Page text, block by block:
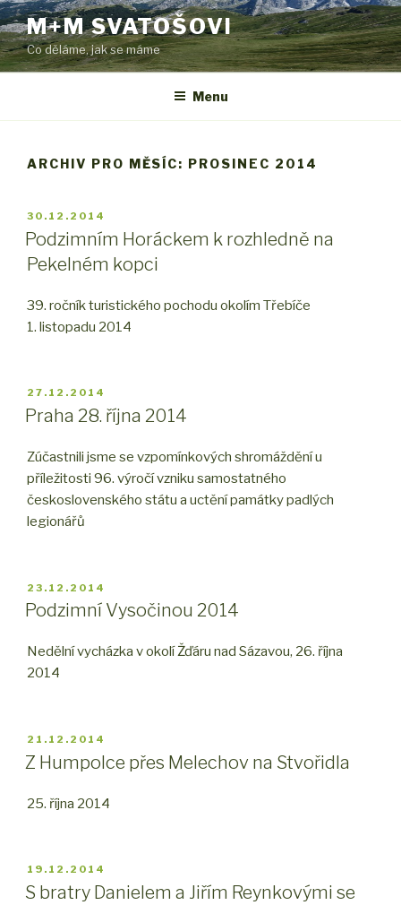
Přejít
k
obsahu
webu
M+M SVATOŠOVI
Co děláme, jak se máme
Menu
ARCHIV PRO MĚSÍC: PROSINEC 2014
PUBLIKOVÁNO
30.12.2014
Podzimním Horáckem k rozhledně na
Pekelném kopci
39. ročník turistického pochodu okolím Třebíče
1. listopadu 2014
PUBLIKOVÁNO
27.12.2014
Praha 28. října 2014
Zúčastnili jsme se vzpomínkových shromáždění u
příležitosti 96. výročí vzniku samostatného
československého státu a uctění památky padlých
legionářů
PUBLIKOVÁNO
23.12.2014
Podzimní Vysočinou 2014
Nedělní vycházka v okolí Žďáru nad Sázavou, 26. října
2014
PUBLIKOVÁNO
21.12.2014
Z Humpolce přes Melechov na Stvořidla
25. října 2014
PUBLIKOVÁNO
19.12.2014
S bratry Danielem a Jiřím Reynkovými se